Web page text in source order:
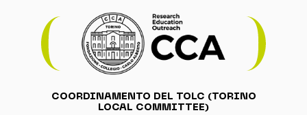
COORDINAMENTO DEL TOLC (TORINO
LOCAL COMMITTEE)